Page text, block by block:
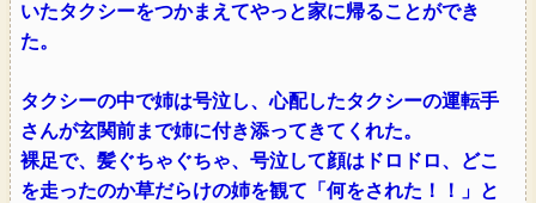
いたタクシーをつかまえてやっと家に帰ることができ
た。
タクシーの中で姉は号泣し、心配したタクシーの運転手
さんが玄関前まで姉に付き添ってきてくれた。
裸足で、髪ぐちゃぐちゃ、号泣して顔はドロドロ、どこ
を走ったのか草だらけの姉を観て「何をされた！！」と